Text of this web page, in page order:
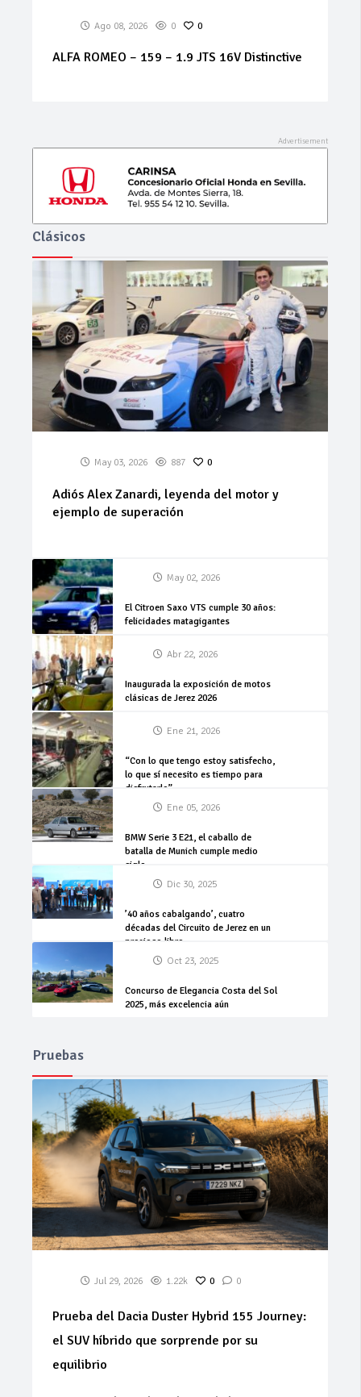
Ago 07, 2026 0 0
MERCEDES Sprinter 314 cdi
Clásicos
May 03, 2026 887 0
Adiós Alex Zanardi, leyenda del motor y
ejemplo de superación
May 02, 2026
El Citroen Saxo VTS cumple 30 años:
felicidades matagigantes
Abr 22, 2026
Inaugurada la exposición de motos
clásicas de Jerez 2026
Ene 21, 2026
“Con lo que tengo estoy satisfecho,
lo que sí necesito es tiempo para
disfrutarlo”
Ene 05, 2026
BMW Serie 3 E21, el caballo de
batalla de Munich cumple medio
siglo
Dic 30, 2025
’40 años cabalgando’, cuatro
décadas del Circuito de Jerez en un
precioso libro
Oct 23, 2025
Concurso de Elegancia Costa del Sol
2025, más excelencia aún
Pruebas
Jul 29, 2026 1.22k 0 0
Prueba del Dacia Duster Hybrid 155 Journey:
el SUV híbrido que sorprende por su
equilibrio